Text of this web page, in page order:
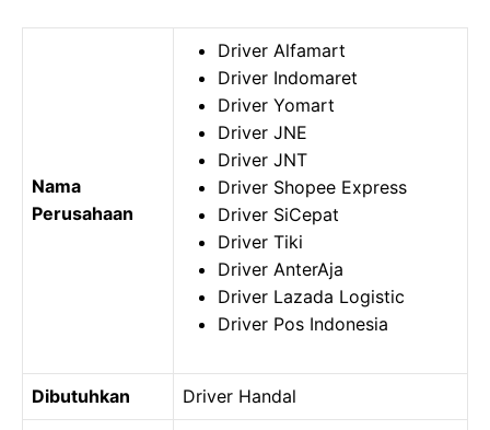
Nama
Perusahaan
Driver Alfamart
Driver Indomaret
Driver Yomart
Driver JNE
Driver JNT
Driver Shopee Express
Driver SiCepat
Driver Tiki
Driver AnterAja
Driver Lazada Logistic
Driver Pos Indonesia
Dibutuhkan Driver Handal